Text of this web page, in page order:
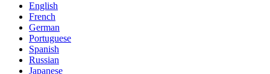
English
French
German
Portuguese
Spanish
Russian
Japanese